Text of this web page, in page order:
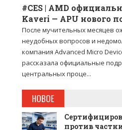
#CES | AMD
Kaveri — APU нового
После мучительных месяцев
неудобных вопросов и
компания Advanced Micro
рассказала официальные
центральных проце...
НОВОЕ
против